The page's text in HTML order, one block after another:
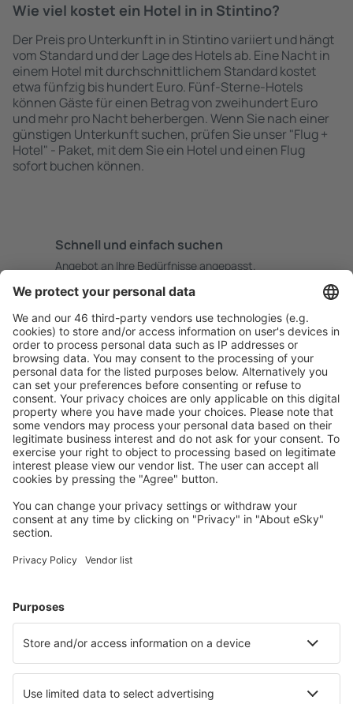
Wie viel kostet ein Hotel in in Stintino?
Der Preis pro Unterkunft in in Stintino variiert und hängt
vom Standard und der Lage des Hotels ab. Eine Nacht in
einem Hotel mit durchschnittlichem Standard kostet
etwa fünfzig bis hundert Euro. Fünf-Sterne-Hotels
können Gäste für einen Betrag von zweihundert Euro
und mehr pro Nacht beherbergen. Wenn Sie nach einer
günstigen Unterkunft suchen, prüfen Sie unser "Flug +
Hotel" - Paket, mit dem Sie ein Hotel und einen Flug
sofort buchen können.
Schnell und einfach suchen
Angebot an Ihre Bedürfnisse angepasst.
Sicher planen
Buchen ohne Sorgen mit einer kostenlosen
Stornierungsoption.
Mehr sparen
Attraktive Preise und Spezialangebote für eingeloggte
Benutzer.
Unterkünfte, die Sie mögen
Wählen Sie aus über 1,3 Millionen Unterkünften: Hotels,
Meist gesuchte Hotels von eSky-Nutzern
Hotels in Palermo Hotels in Neapel Hotels in Mailand
Hotels in Manerba del Garda Hotels in Capo Testa